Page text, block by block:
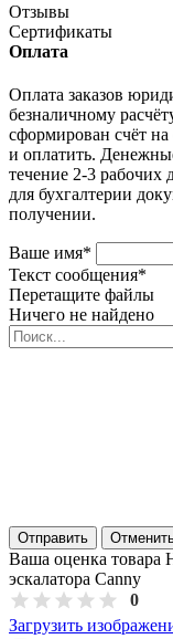
Отзывы
Сертификаты
Оплата
Оплата заказов
безналичному
сформирован счёт
и оплатить.
течение 2-3 рабочих
для бухгалтерии
получении.
Ваше имя*
Текст сообщения*
Перетащите файлы
Ничего не найдено
Отправить
Ваша оценка товара
эскалатора Canny
0
Загрузить